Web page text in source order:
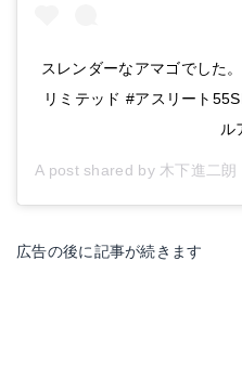
スレンダーなアマゴでした
リミテッド #アスリート
ル
A post shared by木下進二朗
広告の後に記事が続きます